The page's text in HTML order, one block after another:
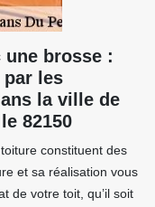
brosse :
par les
la ville de
82150
constituent des
et sa réalisation vous
de votre toit, qu’il soit